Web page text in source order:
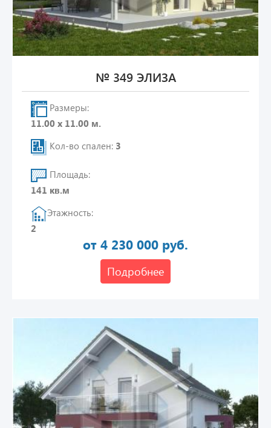
№ 349 ЭЛИЗА
Размеры:
11.00 х 11.00 м.
Кол-во спален: 3
Площадь:
141 кв.м
Этажность:
2
от 4 230 000 руб.
Подробнее